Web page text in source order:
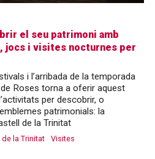
el seu patrimoni amb
jocs i visites nocturnes per
i l’arribada de la temporada
Roses torna a oferir aquest
per descobrir, o
patrimonials: la
de la Trinitat
de la Trinitat Visites